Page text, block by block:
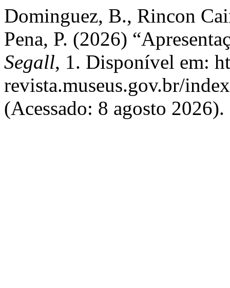
Dominguez, B., Rincon
Pena, P. (2026)
Segall, 1. Disponível em:
revista.museus.gov.br/
(Acessado: 8 agosto 2026).